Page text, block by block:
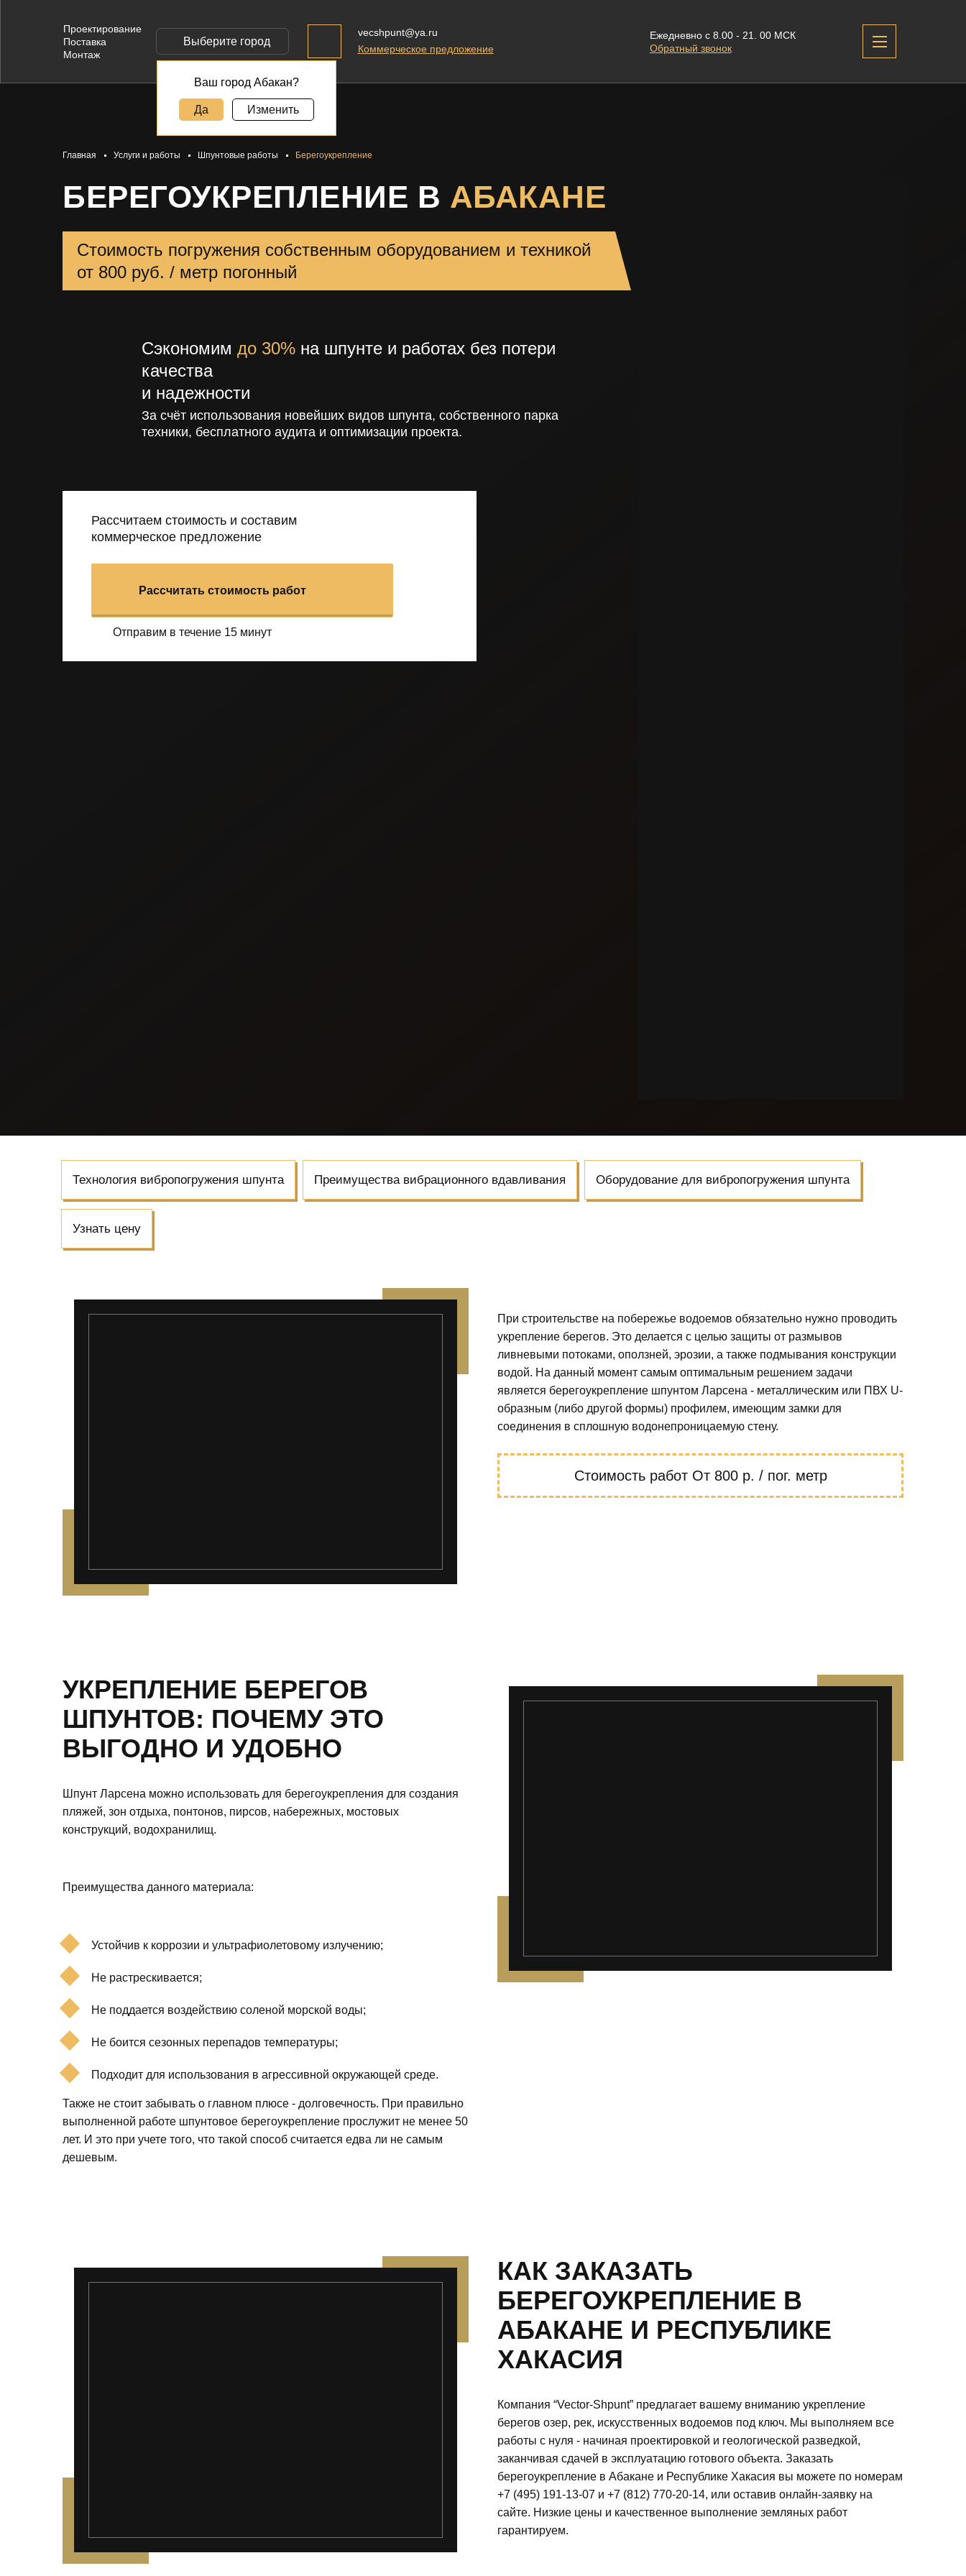
vecshpunt@ya.ru
Коммерческое предложение
Ежедневно с 8.00 - 21. 00 МСК
Обратный звонок
Проектирование
Поставка
Монтаж
Выберите город
Ваш город Абакан?
Да Изменить
Главная Услуги и работы Шпунтовые работы Берегоукрепление
БЕРЕГОУКРЕПЛЕНИЕ В АБАКАНЕ
Стоимость погружения собственным оборудованием и техникой
от 800 руб. / метр погонный
Сэкономим до 30% на шпунте и работах без потери
качества
и надежности
За счёт использования новейших видов шпунта, собственного парка
техники, бесплатного аудита и оптимизации проекта.
Рассчитаем стоимость и составим
коммерческое предложение
Рассчитать стоимость работ
Отправим в течение 15 минут
Технология вибропогружения шпунта Преимущества вибрационного вдавливания Оборудование для вибропогружения шпунта
Узнать цену
При строительстве на побережье водоемов обязательно нужно проводить
укрепление берегов. Это делается с целью защиты от размывов
ливневыми потоками, оползней, эрозии, а также подмывания конструкции
водой. На данный момент самым оптимальным решением задачи
является берегоукрепление шпунтом Ларсена - металлическим или ПВХ U-
образным (либо другой формы) профилем, имеющим замки для
соединения в сплошную водонепроницаемую стену.
Стоимость работ От 800 р. / пог. метр
УКРЕПЛЕНИЕ БЕРЕГОВ
ШПУНТОВ: ПОЧЕМУ ЭТО
ВЫГОДНО И УДОБНО
Шпунт Ларсена можно использовать для берегоукрепления для создания
пляжей, зон отдыха, понтонов, пирсов, набережных, мостовых
конструкций, водохранилищ.
Преимущества данного материала:
Устойчив к коррозии и ультрафиолетовому излучению;
Не растрескивается;
Не поддается воздействию соленой морской воды;
Не боится сезонных перепадов температуры;
Подходит для использования в агрессивной окружающей среде.
Также не стоит забывать о главном плюсе - долговечность. При правильно
выполненной работе шпунтовое берегоукрепление прослужит не менее 50
лет. И это при учете того, что такой способ считается едва ли не самым
дешевым.
КАК ЗАКАЗАТЬ
БЕРЕГОУКРЕПЛЕНИЕ В
АБАКАНЕ И РЕСПУБЛИКЕ
ХАКАСИЯ
Компания “Vector-Shpunt” предлагает вашему вниманию укрепление
берегов озер, рек, искусственных водоемов под ключ. Мы выполняем все
работы с нуля - начиная проектировкой и геологической разведкой,
заканчивая сдачей в эксплуатацию готового объекта. Заказать
берегоукрепление в Абакане и Республике Хакасия вы можете по номерам
+7 (495) 191-13-07 и +7 (812) 770-20-14, или оставив онлайн-заявку на
сайте. Низкие цены и качественное выполнение земляных работ
гарантируем.